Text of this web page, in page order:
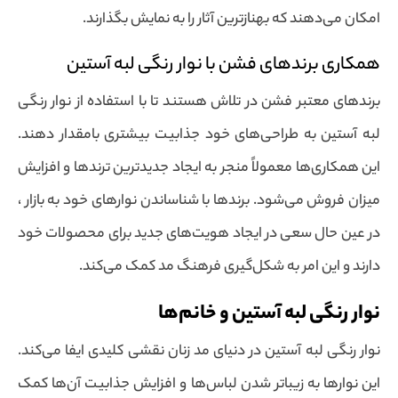
امکان می‌دهند که بهنازترین آثار را به نمایش بگذارند.
همکاری برندهای فشن با نوار رنگی لبه آستین
برندهای معتبر فشن در تلاش هستند تا با استفاده از نوار رنگی
لبه آستین به طراحی‌های خود جذابیت بیشتری بامقدار دهند.
این همکاری‌ها معمولاً منجر به ایجاد جدیدترین ترندها و افزایش
میزان فروش می‌شود. برندها با شناساندن نوارهای خود به بازار ،
در عین حال سعی در ایجاد هویت‌های جدید برای محصولات خود
دارند و این امر به شکل‌گیری فرهنگ مد کمک می‌کند.
نوار رنگی لبه آستین و خانم‌ها
نوار رنگی لبه آستین در دنیای مد زنان نقشی کلیدی ایفا می‌کند.
این نوارها به زیباتر شدن لباس‌ها و افزایش جذابیت آن‌ها کمک